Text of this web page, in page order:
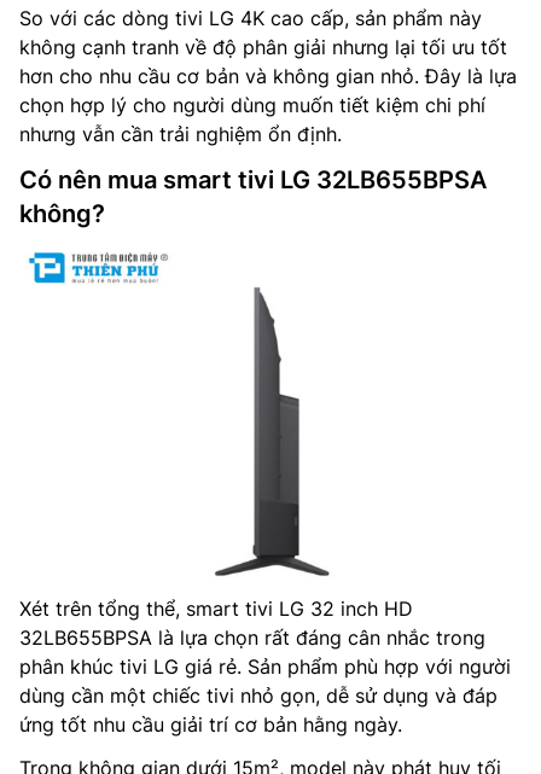
So với các dòng tivi LG 4K cao cấp, sản phẩm này
không cạnh tranh về độ phân giải nhưng lại tối ưu tốt
hơn cho nhu cầu cơ bản và không gian nhỏ. Đây là lựa
chọn hợp lý cho người dùng muốn tiết kiệm chi phí
nhưng vẫn cần trải nghiệm ổn định.
Có nên mua smart tivi LG 32LB655BPSA
không?
Xét trên tổng thể, smart tivi LG 32 inch HD
32LB655BPSA là lựa chọn rất đáng cân nhắc trong
phân khúc tivi LG giá rẻ. Sản phẩm phù hợp với người
dùng cần một chiếc tivi nhỏ gọn, dễ sử dụng và đáp
ứng tốt nhu cầu giải trí cơ bản hằng ngày.
Trong không gian dưới 15m², model này phát huy tối